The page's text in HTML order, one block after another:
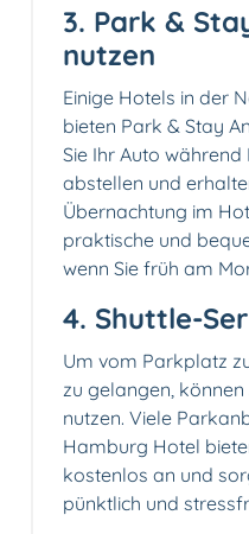
3. Park &
nutzen
Einige Hotels in der
bieten Park & Stay
Sie Ihr Auto während
abstellen und
Übernachtung im
praktische und
wenn Sie früh am
4. Shuttle-
Um vom Parkplatz
zu gelangen, können
nutzen. Viele
Hamburg Hotel
kostenlos an und
pünktlich und